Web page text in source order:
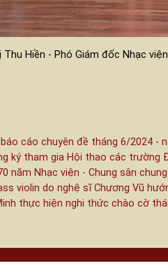
Thu Hiền - Phó Giám đốc Nhạc
cáo chuyên đề tháng 6/2024 -
ký tham gia Hội thao các trường
năm Nhạc viện - Chung sân
violin do nghệ sĩ Chương Vũ
thực hiện nghi thức chào cờ